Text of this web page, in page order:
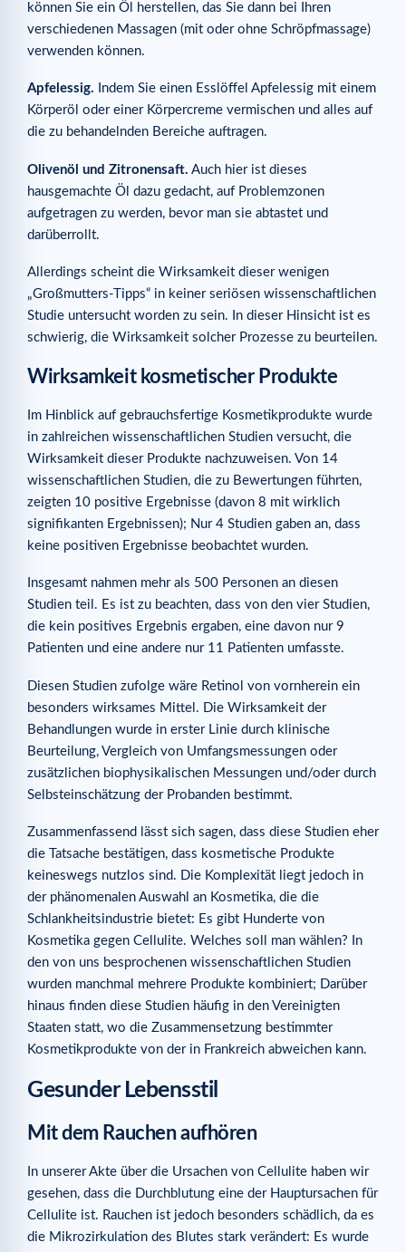
können Sie ein Öl herstellen, das Sie dann bei Ihren
verschiedenen Massagen (mit oder ohne Schröpfmassage)
verwenden können.
Apfelessig.
Indem Sie einen Esslöffel Apfelessig mit einem
Körperöl oder einer Körpercreme vermischen und alles auf
die zu behandelnden Bereiche auftragen.
Olivenöl und Zitronensaft. Auch hier ist dieses
hausgemachte Öl dazu gedacht, auf Problemzonen
aufgetragen zu werden, bevor man sie abtastet und
darüberrollt.
Allerdings scheint die Wirksamkeit dieser wenigen
„Großmutters-Tipps“ in keiner seriösen wissenschaftlichen
Studie untersucht worden zu sein. In dieser Hinsicht ist es
schwierig, die Wirksamkeit solcher Prozesse zu beurteilen.
Wirksamkeit kosmetischer Produkte
Im Hinblick auf gebrauchsfertige Kosmetikprodukte wurde
in zahlreichen wissenschaftlichen Studien versucht, die
Wirksamkeit dieser Produkte nachzuweisen. Von 14
wissenschaftlichen Studien, die zu Bewertungen führten,
zeigten 10 positive Ergebnisse (davon 8 mit wirklich
signifikanten Ergebnissen); Nur 4 Studien gaben an, dass
keine positiven Ergebnisse beobachtet wurden.
Insgesamt nahmen mehr als 500 Personen an diesen
Studien teil. Es ist zu beachten, dass von den vier Studien,
die kein positives Ergebnis ergaben, eine davon nur 9
Patienten und eine andere nur 11 Patienten umfasste.
Diesen Studien zufolge wäre Retinol von vornherein ein
besonders wirksames Mittel. Die Wirksamkeit der
Behandlungen wurde in erster Linie durch klinische
Beurteilung, Vergleich von Umfangsmessungen oder
zusätzlichen biophysikalischen Messungen und/oder durch
Selbsteinschätzung der Probanden bestimmt.
Zusammenfassend lässt sich sagen, dass diese Studien eher
die Tatsache bestätigen, dass kosmetische Produkte
keineswegs nutzlos sind. Die Komplexität liegt jedoch in
der phänomenalen Auswahl an Kosmetika, die die
Schlankheitsindustrie bietet: Es gibt Hunderte von
Kosmetika gegen Cellulite. Welches soll man wählen? In
den von uns besprochenen wissenschaftlichen Studien
wurden manchmal mehrere Produkte kombiniert; Darüber
hinaus finden diese Studien häufig in den Vereinigten
Staaten statt, wo die Zusammensetzung bestimmter
Kosmetikprodukte von der in Frankreich abweichen kann.
Gesunder Lebensstil
Mit dem Rauchen aufhören
In unserer Akte über die Ursachen von Cellulite haben wir
gesehen, dass die Durchblutung eine der Hauptursachen für
Cellulite ist. Rauchen ist jedoch besonders schädlich, da es
die Mikrozirkulation des Blutes stark verändert: Es wurde